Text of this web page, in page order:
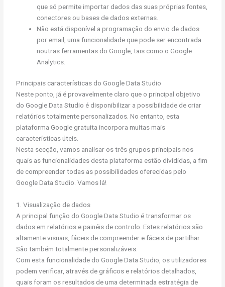
que só permite importar dados das suas próprias fontes,
conectores ou bases de dados externas.
Não está disponível a programação do envio de dados
por email, uma funcionalidade que pode ser encontrada
noutras ferramentas do Google, tais como o Google
Analytics.
Principais características do Google Data Studio
Neste ponto, já é provavelmente claro que o principal objetivo
do Google Data Studio é disponibilizar a possibilidade de criar
relatórios totalmente personalizados. No entanto, esta
plataforma Google gratuita incorpora muitas mais
características úteis.
Nesta secção, vamos analisar os três grupos principais nos
quais as funcionalidades desta plataforma estão divididas, a fim
de compreender todas as possibilidades oferecidas pelo
Google Data Studio. Vamos lá!
1. Visualização de dados
A principal função do Google Data Studio é transformar os
dados em relatórios e painéis de controlo. Estes relatórios são
altamente visuais, fáceis de compreender e fáceis de partilhar.
São também totalmente personalizáveis.
Com esta funcionalidade do Google Data Studio, os utilizadores
podem verificar, através de gráficos e relatórios detalhados,
quais foram os resultados de uma determinada estratégia de